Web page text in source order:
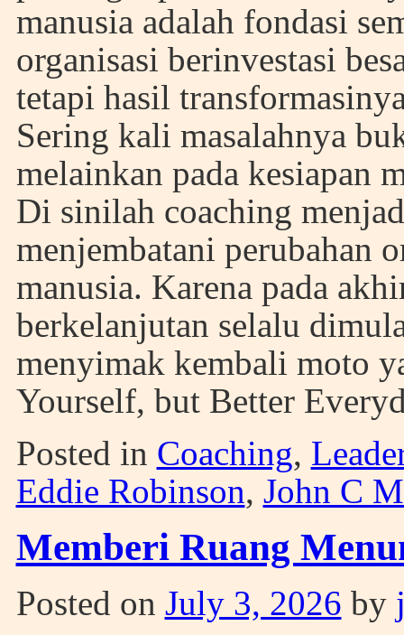
manusia adalah fondasi
organisasi berinvestasi
tetapi hasil
Sering kali masalahnya
melainkan pada kesiapan
Di sinilah coaching
menjembatani perubahan
manusia. Karena pada
berkelanjutan selalu
menyimak kembali moto
Yourself, but Better
Posted in Coaching,
Eddie Robinson, John C
Memberi Ruang
Posted on July 3, 2026 by